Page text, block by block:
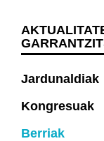
Jardunaldiak
Kongresuak
Berriak